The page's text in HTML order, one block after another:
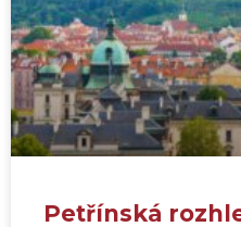
Petřínská